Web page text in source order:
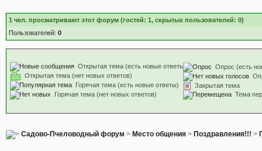
1 чел. просматривают этот форум (гостей: 1, скрытых пользователей: 0)
Пользователей: 0
Открытая тема (есть новые ответы)
Открытая тема (нет новых ответов)
Горячая тема (есть новые ответы)
Горячая тема (нет новых ответов)
Опрос (есть
Закрытая тема
Тема
Садово-Пчеловодный форум > Место общения> Поздравления!!! >